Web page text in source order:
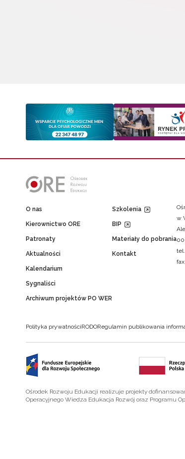
O nas
Kierownictwo ORE
Patronaty
Aktualności
Kalendarium
Sygnaliści
Archiwum projektów PO WER
Szkolenia
BIP
Materiały do pobrania
Kontakt
w
Polityka prywatnościRODORegulamin publikowania
Ośrodek Rozwoju Edukacji realizuje projekty
Operacyjnego Wiedza Edukacja Rozwój oraz Programu